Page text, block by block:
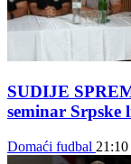
SUDIJE
seminar Srpske
Domaći fudbal 21:10